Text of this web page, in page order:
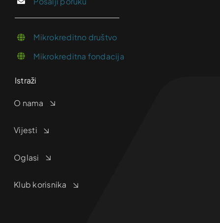
Mikrokreditno društvo
Mikrokreditna fondacija
Istraži
O nama
Vijesti
Oglasi
Klub korisnika